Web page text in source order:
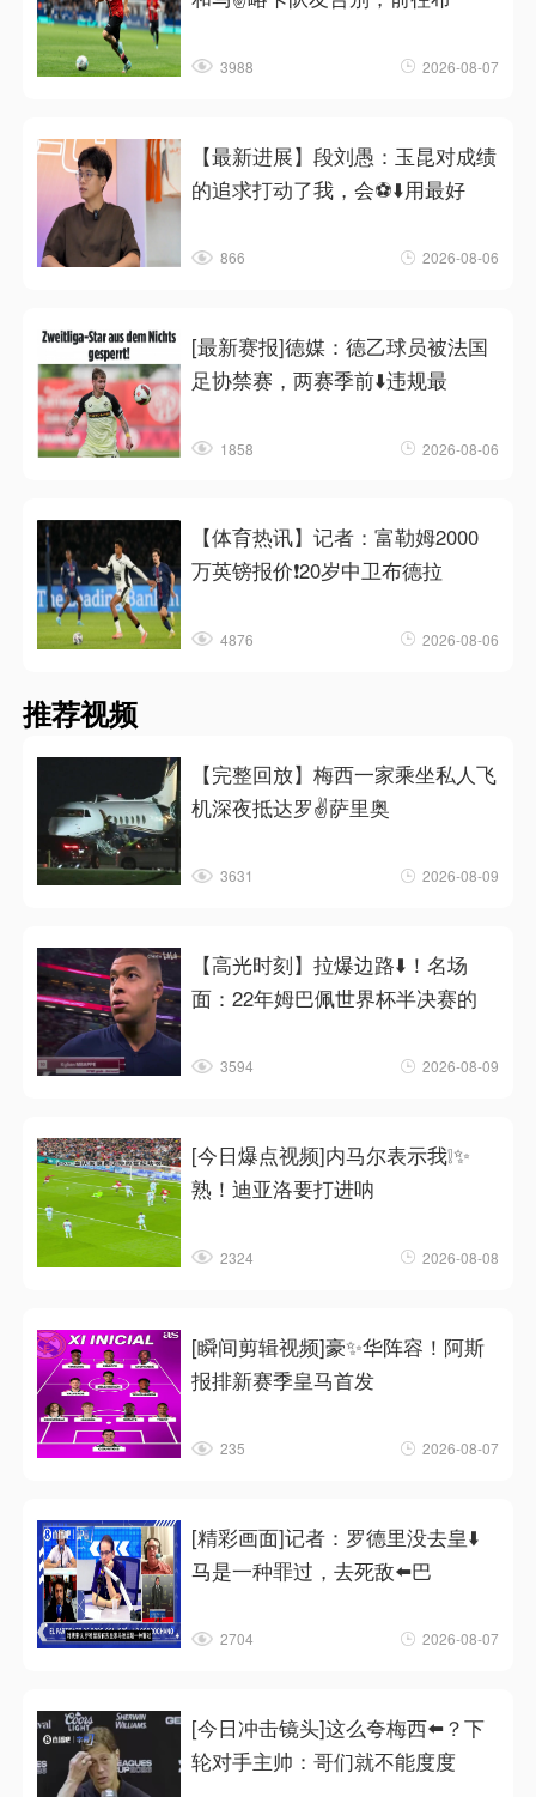
3988 2026-08-07
【最新进展】段刘愚：玉昆对成绩
的追求打动了我，会⚽⬇️用最好
866 2026-08-06
[最新赛报]德媒：德乙球员被法国
足协禁赛，两赛季前⬇️违规最
1858 2026-08-06
【体育热讯】记者：富勒姆2000
万英镑报价❗20岁中卫布德拉
4876 2026-08-06
推荐视频
【完整回放】梅西一家乘坐私人飞
机深夜抵达罗✌️萨里奥
3631 2026-08-09
【高光时刻】拉爆边路⬇️！名场
面：22年姆巴佩世界杯半决赛的
3594 2026-08-09
[今日爆点视频]内马尔表示我❕✨
熟！迪亚洛要打进呐
2324 2026-08-08
[瞬间剪辑视频]豪✨华阵容！阿斯
报排新赛季皇马首发
235 2026-08-07
[精彩画面]记者：罗德里没去皇⬇️
马是一种罪过，去死敌⬅️巴
2704 2026-08-07
[今日冲击镜头]这么夸梅西⬅️？下
轮对手主帅：哥们就不能度度